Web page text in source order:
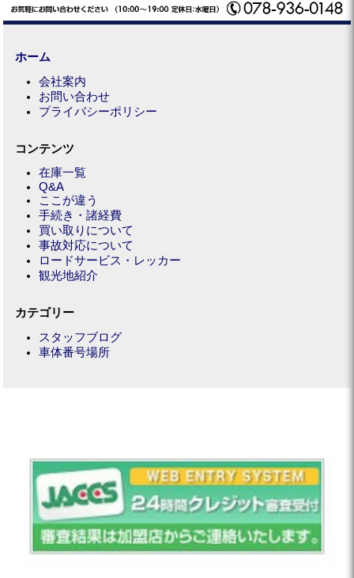
ホーム
会社案内
お問い合わせ
プライバシーポリシー
コンテンツ
在庫一覧
Q&A
ここが違う
手続き・諸経費
買い取りについて
事故対応について
ロードサービス・レッカー
観光地紹介
カテゴリー
スタッフブログ
車体番号場所